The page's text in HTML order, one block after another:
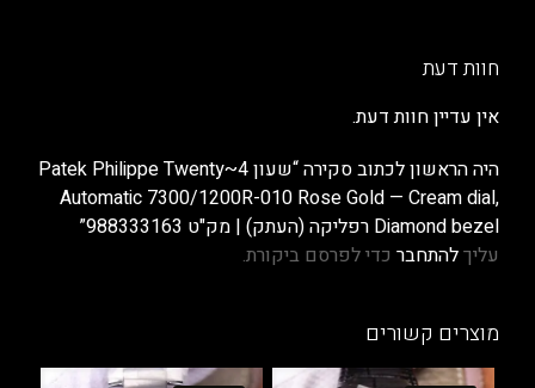
חוות דעת
אין עדיין חוות דעת.
היה הראשון לכתוב סקירה “שעון Patek Philippe Twenty~4
Automatic 7300/1200R-010 Rose Gold — Cream dial,
Diamond bezel רפליקה (העתק) | מק"ט 988333163”
עליךלהתחבר כדי לפרסם ביקורת.
מוצרים קשורים